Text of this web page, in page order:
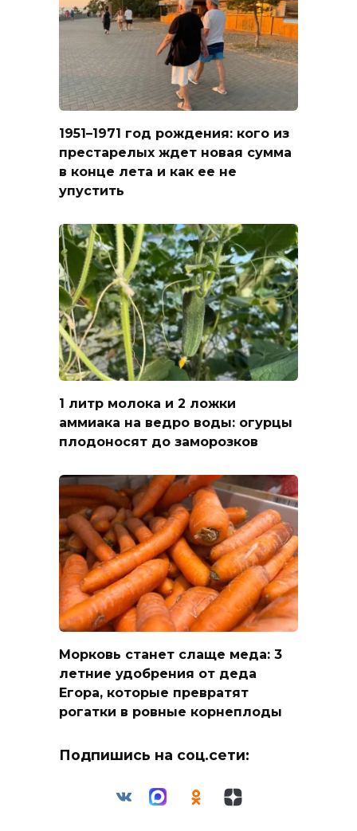
1951–1971 год рождения: кого из
престарелых ждет новая сумма
в конце лета и как ее не
упустить
1 литр молока и 2 ложки
аммиака на ведро воды: огурцы
плодоносят до заморозков
Морковь станет слаще меда: 3
летние удобрения от деда
Егора, которые превратят
рогатки в ровные корнеплоды
Подпишись на соц.сети: